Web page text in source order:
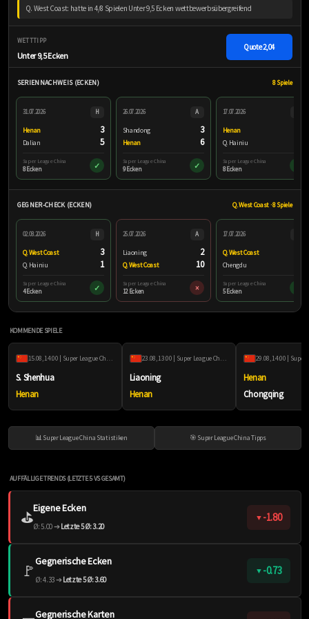
Q. West Coast: hatte in 4/8 Spielen Unter 9,5 Ecken wettbewerbsübergreifend
WETTTIPP
Unter 9,5 Ecken
Quote2,04
SERIENNACHWEIS (ECKEN) 8 Spiele
31.07.2026 H
Henan 3
Dalian 5
Super League China
8 Ecken ✓
26.07.2026 A
Shandong 3
Henan 6
Super League China
9 Ecken ✓
17.07.2026
Henan
Q. Hainiu
Super League China
8 Ecken
GEGNER-CHECK (ECKEN) Q. West Coast · 8 Spiele
02.08.2026 H
Q. West Coast 3
Q. Hainiu 1
Super League China
4 Ecken ✓
25.07.2026 A
Liaoning 2
Q. West Coast 10
Super League China
12 Ecken ×
17.07.2026
Q. West Coast
Chengdu
Super League China
5 Ecken
KOMMENDE SPIELE
15.08, 14:00 | Super League China
S. Shenhua
Henan
23.08, 13:00 | Super League China
Liaoning
Henan
Henan
Chongqing
📊 Super League China Statistiken 🎯 Super League China Tipps
AUFFÄLLIGE TRENDS (LETZTE 5 VS GESAMT)
⛳️Eigene Ecken
Ø: 5.00 ➔Letzte 5 Ø: 3.20
▼ -1.80
🚩Gegnerische Ecken
Ø: 4.33 ➔Letzte 5 Ø: 3.60
▼ -0.73
Gegnerische Karten